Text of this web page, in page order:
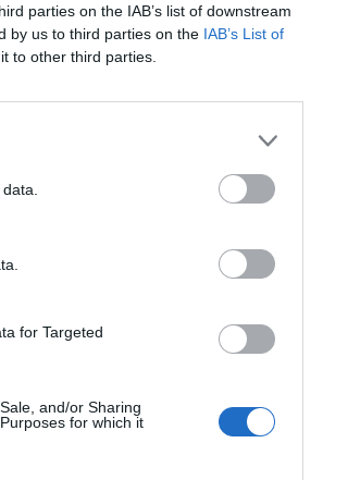
parties on the IAB’s list of downstream
by us to third parties on the IAB’s List of
to other third parties.
for Targeted
and/or Sharing
for which it